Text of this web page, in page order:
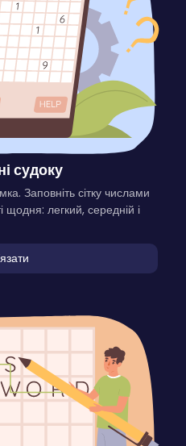
судоку
Заповніть сітку числами
щодня: легкий, середній і